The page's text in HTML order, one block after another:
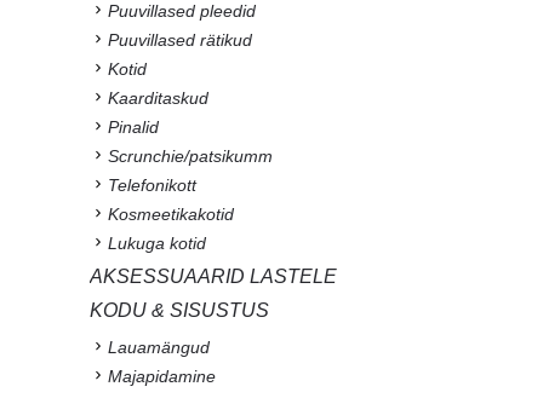
Puuvillased pleedid
Puuvillased rätikud
Kotid
Kaarditaskud
Pinalid
Scrunchie/patsikumm
Telefonikott
Kosmeetikakotid
Lukuga kotid
AKSESSUAARID LASTELE
KODU & SISUSTUS
Lauamängud
Majapidamine